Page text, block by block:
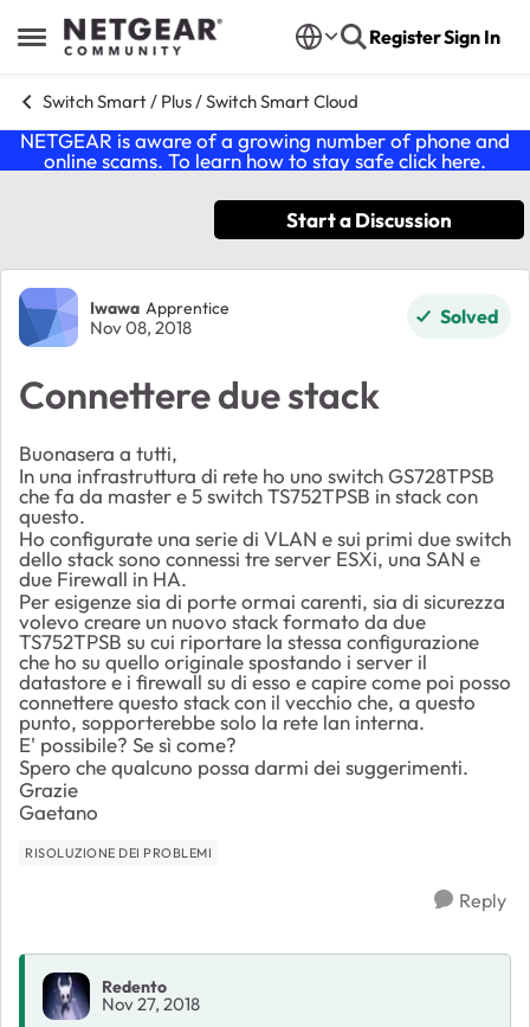
Open Side Menu
Skip to content RegisterSign In
Switch Smart / Plus / Switch Smart Cloud
NETGEAR is aware of a growing number of phone and
online scams. To learn how to stay safe click here.
Start a Discussion
Forum Discussion
Iwawa Apprentice
Nov 08, 2018 Solved
Connettere due stack
Buonasera a tutti,
In una infrastruttura di rete ho uno switch GS728TPSB
che fa da master e 5 switch TS752TPSB in stack con
questo.
Ho configurate una serie di VLAN e sui primi due switch
dello stack sono connessi tre server ESXi, una SAN e
due Firewall in HA.
Per esigenze sia di porte ormai carenti, sia di sicurezza
volevo creare un nuovo stack formato da due
TS752TPSB su cui riportare la stessa configurazione
che ho su quello originale spostando i server il
datastore e i firewall su di esso e capire come poi posso
connettere questo stack con il vecchio che, a questo
punto, sopporterebbe solo la rete lan interna.
E' possibile? Se sì come?
Spero che qualcuno possa darmi dei suggerimenti.
Grazie
Gaetano
RISOLUZIONE DEI PROBLEMI
Reply
Redento
Nov 27, 2018